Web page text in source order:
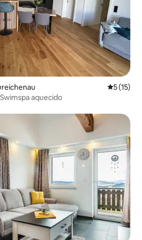
5 de uma
5 (15)
aquecido